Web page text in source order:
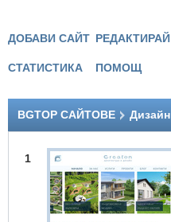
ДОБАВИ САЙТ РЕДАКТИРАЙ
СТАТИСТИКА ПОМОЩ
BGTOP САЙТОВЕ Дизайн
1